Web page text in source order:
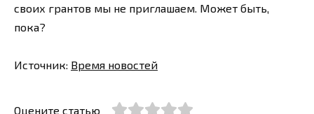
своих грантов мы не приглашаем. Может быть,
пока?
Источник: Время новостей
Оцените статью